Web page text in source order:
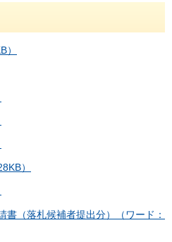
）
）
書（落札候補者提出分）（ワード：